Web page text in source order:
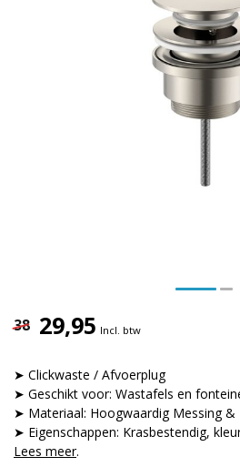
38 29,95 Incl. btw
➤ Clickwaste / Afvoerplug
➤ Geschikt voor: Wastafels en
➤ Materiaal: Hoogwaardig Messing &
➤ Eigenschappen: Krasbestendig,
Lees meer.